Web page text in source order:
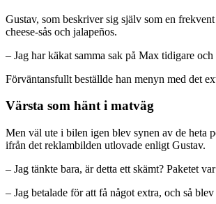
Gustav, som beskriver sig själv som en
cheese-sås och jalapeños.
– Jag har käkat samma sak på Max tidigare
Förväntansfullt beställde han menyn med det
Värsta som hänt i matväg
Men väl ute i bilen igen blev synen av de heta
ifrån det reklambilden utlovade enligt Gustav.
– Jag tänkte bara, är detta ett skämt? Paketet
– Jag betalade för att få något extra, och så blev